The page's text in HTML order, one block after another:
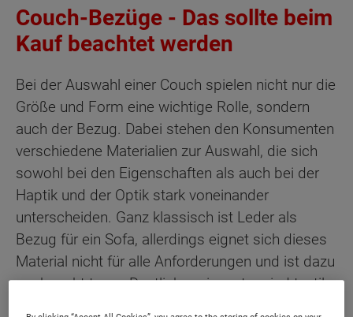
Couch-Bezüge - Das sollte beim
Kauf beachtet werden
Bei der Auswahl einer Couch spielen nicht nur die
Größe und Form eine wichtige Rolle, sondern
auch der Bezug. Dabei stehen den Konsumenten
verschiedene Materialien zur Auswahl, die sich
sowohl bei den Eigenschaften als auch bei der
Haptik und der Optik stark voneinander
unterscheiden. Ganz klassisch ist Leder als
Bezug für ein Sofa, allerdings eignet sich dieses
Material nicht für alle Anforderungen und ist dazu
noch recht teuer. Deutlich preiswerter sind textile